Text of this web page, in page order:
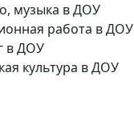
музыка в ДОУ
работа в ДОУ
в ДОУ
культура в ДОУ